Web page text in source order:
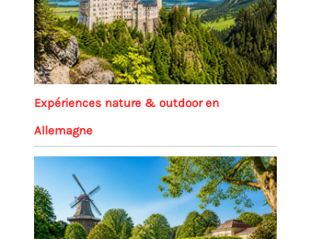
Expériences nature & outdoor en
Allemagne